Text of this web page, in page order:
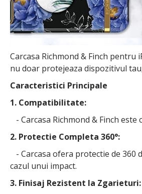
Carcasa Richmond & Finch
nu doar protejeaza dispozitivul
Caracteristici Principale
1. Compatibilitate:
- Carcasa Richmond & Finch
2. Protectie Completa 360°:
- Carcasa ofera protectie de
cazul unui impact.
3. Finisaj Rezistent la Zgarieturi: